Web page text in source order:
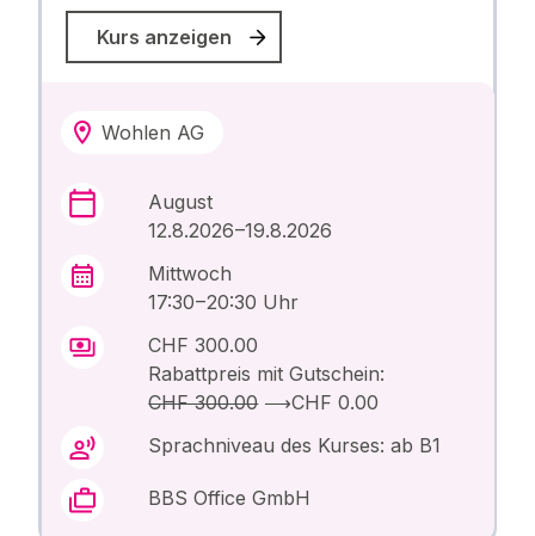
Kurs anzeigen
Wohlen AG
August
12.8.2026 –19.8.2026
Mittwoch
17:30 – 20:30 Uhr
CHF 300.00
Rabattpreis mit Gutschein:
CHF 300.00⟶CHF 0.00
Sprachniveau des Kurses: ab B1
BBS Office GmbH